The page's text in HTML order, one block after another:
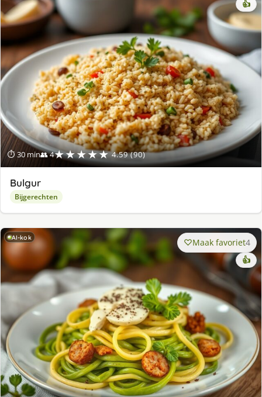
⏱ 30 min👥 4★★★★★ 4.59 (90)
👍
Bulgur
Bijgerechten
AI-kok Maak favoriet4
👍